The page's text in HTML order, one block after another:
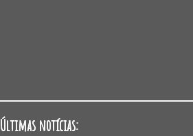
Últimas notícias: